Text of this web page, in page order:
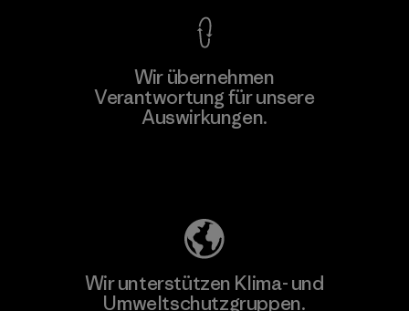
Wir übernehmen
Verantwortung für unsere
Auswirkungen.
Wir unterstützen Klima- und
Umweltschutzgruppen.